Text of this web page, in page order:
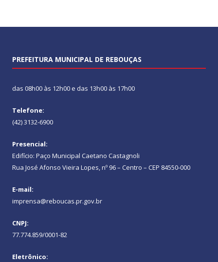
PREFEITURA MUNICIPAL DE REBOUÇAS
das 08h00 às 12h00 e das 13h00 às 17h00
Telefone:
(42) 3132-6900
Presencial:
Edifício: Paço Municipal Caetano Castagnoli
Rua José Afonso Vieira Lopes, nº 96 – Centro – CEP 84550-000
E-mail:
imprensa@reboucas.pr.gov.br
CNPJ:
77.774.859/0001-82
Eletrônico: